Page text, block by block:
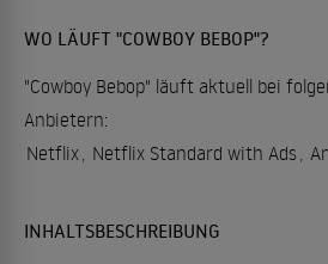
WO LÄUFT "COWBOY BEBOP"?
"Cowboy Bebop" läuft aktuell bei
Anbietern:
Netflix Netflix Standard with Ads
INHALTSBESCHREIBUNG